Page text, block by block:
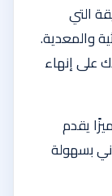
التي
والمعدية.
على إنهاء
يقدم
بسهولة